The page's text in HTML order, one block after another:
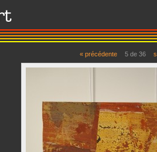
« précédente 5 de 36